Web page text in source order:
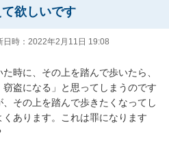
欲しいです
日時： 2022年2月11日 19:08
時に、その上を踏んで歩いたら、
窃盗になる」と思ってしまうのです
その上を踏んで歩きたくなってし
あります。これは罪になります